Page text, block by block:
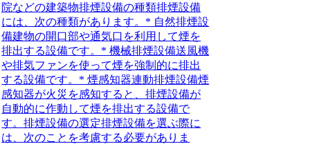
院などの建築物排煙設備の種類排煙設備
には、次の種類があります。* 自然排煙設
備建物の開口部や通気口を利用して煙を
排出する設備です。* 機械排煙設備送風機
や排気ファンを使って煙を強制的に排出
する設備です。* 煙感知器連動排煙設備煙
感知器が火災を感知すると、排煙設備が
自動的に作動して煙を排出する設備で
す。排煙設備の選定排煙設備を選ぶ際に
は、次のことを考慮する必要がありま